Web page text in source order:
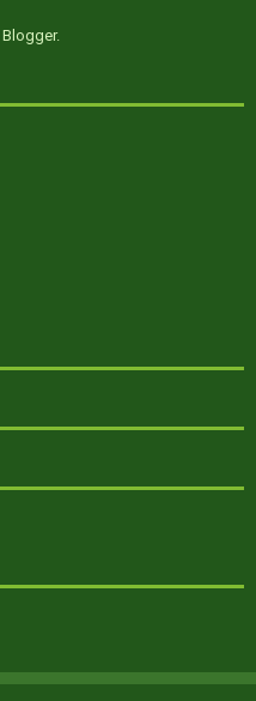
Blogger.